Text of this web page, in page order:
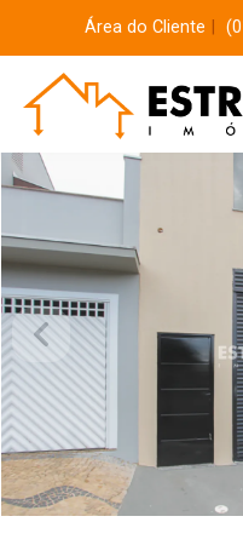
Área do Cliente